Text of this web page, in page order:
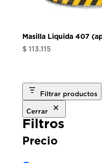
Masilla Liquida 407
$ 113.115
Filtrar productos
Cerrar
Filtros
Precio